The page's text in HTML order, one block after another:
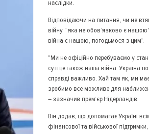
наслідки.
Відповідаючи на питання, чи не
війну, "яка не обов’язково є
війна є нашою, погодьмося з цим".
"Ми не офіційно перебуваємо у
суті це також наша війна. Україна
справді важливо. Хай там як, ми
зробимо все можливе для
– зазначив прем’єр Нідерландів.
Він додав, що допомагає Україні
фінансової та військової